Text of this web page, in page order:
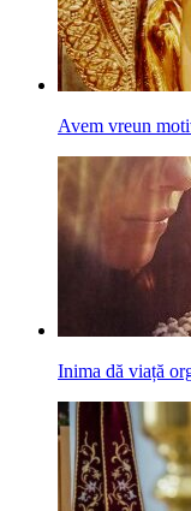
Avem vreun
Inima dă viață